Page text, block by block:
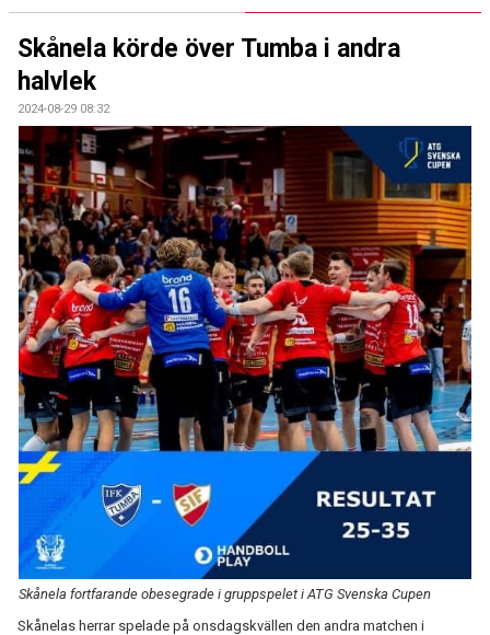
BILDGALLERI
DOKUMENT
KONTAKT
Skånela körde över Tumba i andra
halvlek
2024-08-29 08:32
Skånela fortfarande obesegrade i gruppspelet i ATG Svenska Cupen
Skånelas herrar spelade på onsdagskvällen den andra matchen i